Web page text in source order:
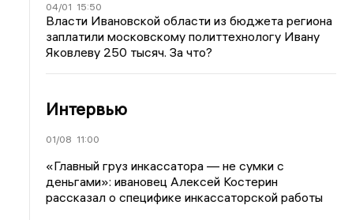
04/01 15:50
Власти Ивановской области из бюджета региона
заплатили московскому политтехнологу Ивану
Яковлеву 250 тысяч. За что?
Интервью
01/08 11:00
«Главный груз инкассатора — не сумки с
деньгами»: ивановец Алексей Костерин
рассказал о специфике инкассаторской работы